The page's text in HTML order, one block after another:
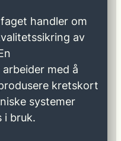
handler om
av
med å
kretskort
systemer
i bruk.